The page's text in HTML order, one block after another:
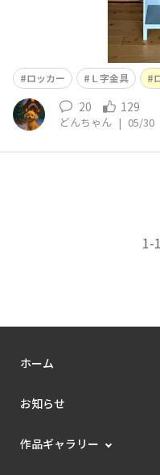
ロッカー Ｌ字金具
20 129
どんちゃん | 05/30
1-
ホーム
お知らせ
作品ギャラリー